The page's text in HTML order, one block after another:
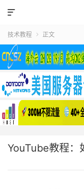

技术教程  正文
YouTube教程：